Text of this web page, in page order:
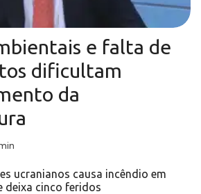
e falta de
dificultam
da
ucranianos causa incêndio em
deixa cinco feridos